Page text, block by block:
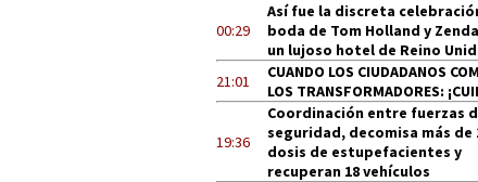
00:29
Así fue la discreta
boda de Tom Holland y
un lujoso hotel de Reino
21:01
CUANDO LOS CIUDADANOS
LOS TRANSFORMADORES:
19:36
Coordinación entre fuerzas
seguridad, decomisa más de
dosis de estupefacientes y
recuperan 18 vehículos